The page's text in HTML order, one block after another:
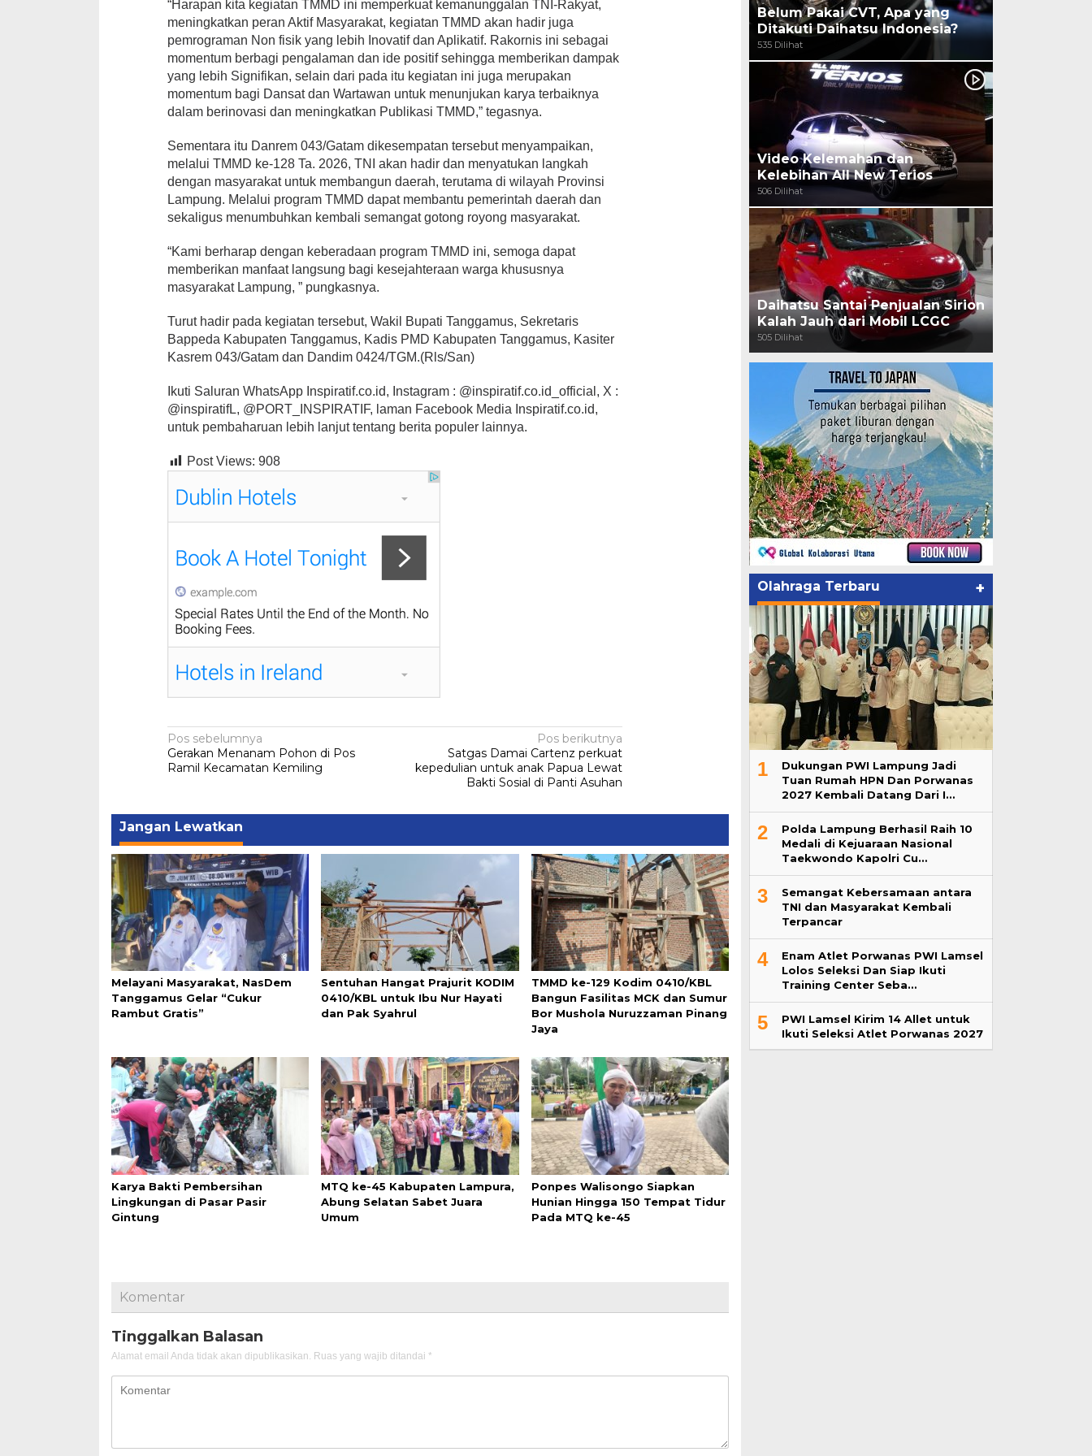
“Harapan kita kegiatan TMMD ini memperkuat kemanunggalan TNI-Rakyat,
meningkatkan peran Aktif Masyarakat, kegiatan TMMD akan hadir juga
pemrograman Non fisik yang lebih Inovatif dan Aplikatif. Rakornis ini sebagai
momentum berbagi pengalaman dan ide positif sehingga memberikan dampak
yang lebih Signifikan, selain dari pada itu kegiatan ini juga merupakan
momentum bagi Dansat dan Wartawan untuk menunjukan karya terbaiknya
dalam berinovasi dan meningkatkan Publikasi TMMD,” tegasnya.
Sementara itu Danrem 043/Gatam dikesempatan tersebut menyampaikan,
melalui TMMD ke-128 Ta. 2026, TNI akan hadir dan menyatukan langkah
dengan masyarakat untuk membangun daerah, terutama di wilayah Provinsi
Lampung. Melalui program TMMD dapat membantu pemerintah daerah dan
sekaligus menumbuhkan kembali semangat gotong royong masyarakat.
“Kami berharap dengan keberadaan program TMMD ini, semoga dapat
memberikan manfaat langsung bagi kesejahteraan warga khususnya
masyarakat Lampung, ” pungkasnya.
Turut hadir pada kegiatan tersebut, Wakil Bupati Tanggamus, Sekretaris
Bappeda Kabupaten Tanggamus, Kadis PMD Kabupaten Tanggamus, Kasiter
Kasrem 043/Gatam dan Dandim 0424/TGM.(Rls/San)
Ikuti Saluran WhatsApp Inspiratif.co.id, Instagram : @inspiratif.co.id_official, X :
@inspiratifL, @PORT_INSPIRATIF, laman Facebook Media Inspiratif.co.id,
untuk pembaharuan lebih lanjut tentang berita populer lainnya.
Post Views: 908
Navigasi
pos
Pos sebelumnya
Gerakan Menanam Pohon di Pos
Ramil Kecamatan Kemiling
Pos berikutnya
Satgas Damai Cartenz perkuat
kepedulian untuk anak Papua Lewat
Bakti Sosial di Panti Asuhan
Jangan Lewatkan
Melayani Masyarakat, NasDem
Tanggamus Gelar “Cukur
Rambut Gratis”
Sentuhan Hangat Prajurit KODIM
0410/KBL untuk Ibu Nur Hayati
dan Pak Syahrul
TMMD ke-129 Kodim 0410/KBL
Bangun Fasilitas MCK dan Sumur
Bor Mushola Nuruzzaman Pinang
Jaya
Karya Bakti Pembersihan
Lingkungan di Pasar Pasir
Gintung
MTQ ke-45 Kabupaten Lampura,
Abung Selatan Sabet Juara
Umum
Ponpes Walisongo Siapkan
Hunian Hingga 150 Tempat Tidur
Pada MTQ ke-45
Komentar
Tinggalkan Balasan
Alamat email Anda tidak akan dipublikasikan. Ruas yang wajib ditandai *
Belum Pakai CVT, Apa yang
Ditakuti Daihatsu Indonesia?
535 Dilihat
Video Kelemahan dan
Kelebihan All New Terios
506 Dilihat
Daihatsu Santai Penjualan Sirion
Kalah Jauh dari Mobil LCGC
505 Dilihat
Olahraga Terbaru +
1
Dukungan PWI Lampung Jadi
Tuan Rumah HPN Dan Porwanas
2027 Kembali Datang Dari I…
2
Polda Lampung Berhasil Raih 10
Medali di Kejuaraan Nasional
Taekwondo Kapolri Cu…
3
Semangat Kebersamaan antara
TNI dan Masyarakat Kembali
Terpancar
4
Enam Atlet Porwanas PWI Lamsel
Lolos Seleksi Dan Siap Ikuti
Training Center Seba…
5
PWI Lamsel Kirim 14 Allet untuk
Ikuti Seleksi Atlet Porwanas 2027